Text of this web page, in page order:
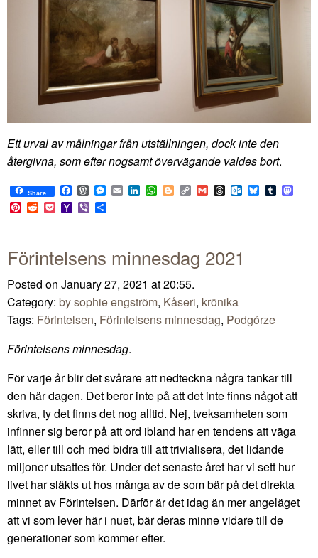
Ett urval av målningar från utställningen, dock inte den
återgivna, som efter nogsamt övervägande valdes bort.
Share Facebook
WordPress
Messenger
EmailLinkedIn
WhatsApp
BloggerCopy
Link
GmailThreadsOutlook.com
BlueskyTumblr
Pinterest
RedditPocketYahoo
Mail
Viber
Förintelsens minnesdag 2021
Posted on January 27, 2021 at 20:55.
Category: by sophie engström, Kåseri, krönika
Tags: Förintelsen, Förintelsens minnesdag, Podgórze
Förintelsens minnesdag.
För varje år blir det svårare att nedteckna några tankar till
den här dagen. Det beror inte på att det inte finns något att
skriva, ty det finns det nog alltid. Nej, tveksamheten som
infinner sig beror på att ord ibland har en tendens att väga
lätt, eller till och med bidra till att trivialisera, det lidande
miljoner utsattes för. Under det senaste året har vi sett hur
livet har släkts ut hos många av de som bär på det direkta
minnet av Förintelsen. Därför är det idag än mer angeläget
att vi som lever här i nuet, bär deras minne vidare till de
generationer som kommer efter.